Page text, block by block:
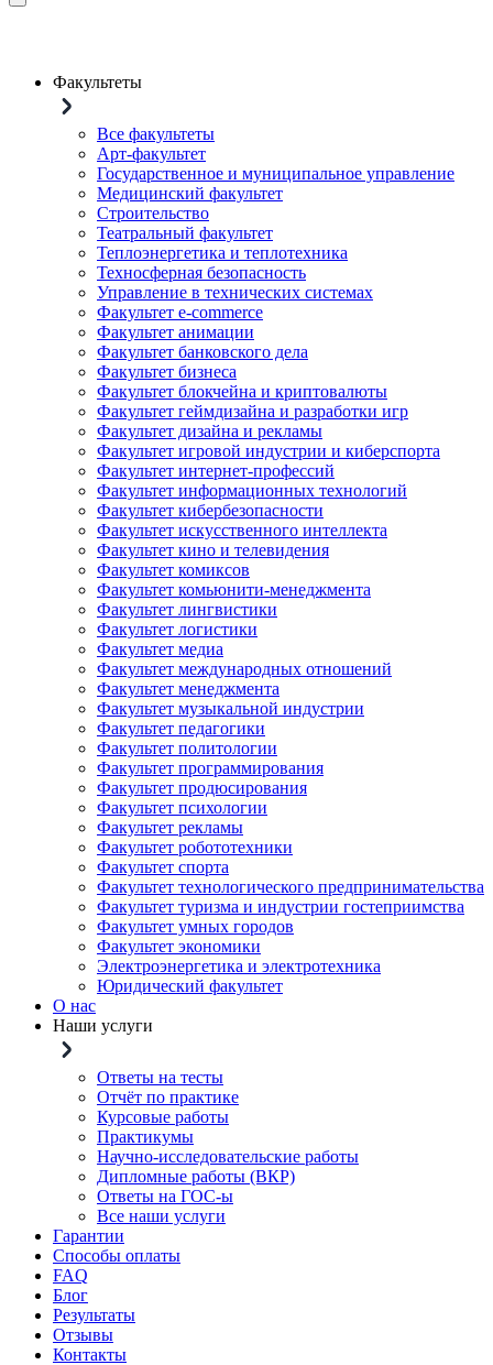
Факультеты
Все факультеты
Арт-факультет
Государственное и муниципальное управление
Медицинский факультет
Строительство
Театральный факультет
Теплоэнергетика и теплотехника
Техносферная безопасность
Управление в технических системах
Факультет e-commerce
Факультет анимации
Факультет банковского дела
Факультет бизнеса
Факультет блокчейна и криптовалюты
Факультет геймдизайна и разработки игр
Факультет дизайна и рекламы
Факультет игровой индустрии и киберспорта
Факультет интернет-профессий
Факультет информационных технологий
Факультет кибербезопасности
Факультет искусственного интеллекта
Факультет кино и телевидения
Факультет комиксов
Факультет комьюнити-менеджмента
Факультет лингвистики
Факультет логистики
Факультет медиа
Факультет международных отношений
Факультет менеджмента
Факультет музыкальной индустрии
Факультет педагогики
Факультет политологии
Факультет программирования
Факультет продюсирования
Факультет психологии
Факультет рекламы
Факультет робототехники
Факультет спорта
Факультет технологического предпринимательства
Факультет туризма и индустрии гостеприимства
Факультет умных городов
Факультет экономики
Электроэнергетика и электротехника
Юридический факультет
О нас
Наши услуги
Ответы на тесты
Отчёт по практике
Курсовые работы
Практикумы
Научно-исследовательские работы
Дипломные работы (ВКР)
Ответы на ГОС-ы
Все наши услуги
Гарантии
Способы оплаты
FAQ
Блог
Результаты
Отзывы
Контакты